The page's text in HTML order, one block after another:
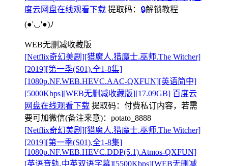
度云网盘在线观看下载 提取码： 🔒解锁教程
(●'◡'●)ﾉ
WEB无删减收藏版
[Netflix奇幻美剧][猎魔人.猎魔士.巫师.The Witcher]
[2019][第一季(S01).全1-8集]
[1080p.NF.WEB.HEVC.AAC-QXFUN][英语简中]
[5000Kbps][WEB无删减收藏版][17.09GB] 百度云
网盘在线观看下载 提取码： 付费私订内容，若需
要可加微信(备注来意)：potato_8888
[Netflix奇幻美剧][猎魔人.猎魔士.巫师.The Witcher]
[2019][第一季(S01).全1-8集]
[1080p.NF.WEB.HEVC.DDP(5.1).Atmos-QXFUN]
[英语音轨.中英双语字幕][5500Kbps][WEB无删减